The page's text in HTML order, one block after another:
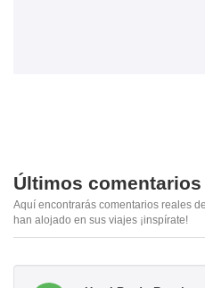
Últimos
Aquí encontrarás comentarios reales
han alojado en sus viajes ¡inspírate!